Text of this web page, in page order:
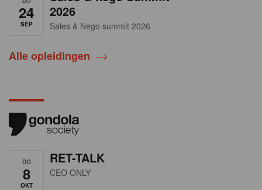
24
SEP
2026
Sales & Nego summit 2026
Alle opleidingen
DO
8
OKT
RET-TALK
CEO ONLY